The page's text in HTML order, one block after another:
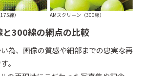
線） AMスクリーン（300線）
300線の網点の比較
為、画像の質感や細部までの忠実な再
。